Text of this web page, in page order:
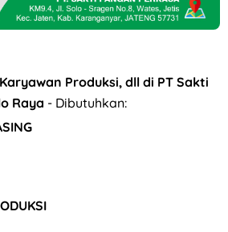
Produksi, dll di PT Sakti
Raya - Dibutuhkan: